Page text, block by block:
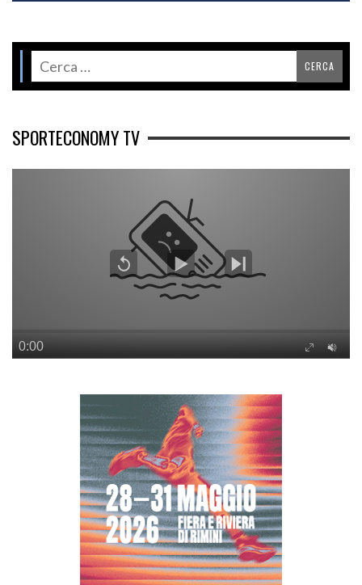
SPORTECONOMY TV